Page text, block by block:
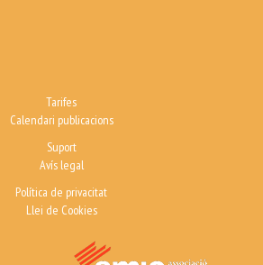
Tarifes
Calendari publicacions
Suport
Avís legal
Política de privacitat
Llei de Cookies